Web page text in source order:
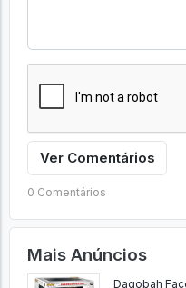
Ver Comentários
0 Comentários
Mais Anúncios
Dagobah